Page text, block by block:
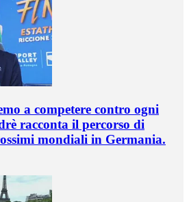
a competere contro ogni
racconta il percorso di
mondiali in Germania.